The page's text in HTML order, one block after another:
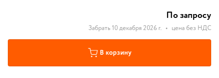
По запросу
Забрать 10 декабря 2026 г. • цена без НДС
В корзину